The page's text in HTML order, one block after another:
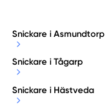
Snickare i Asmundtorp
Snickare i Tågarp
Snickare i Hästveda